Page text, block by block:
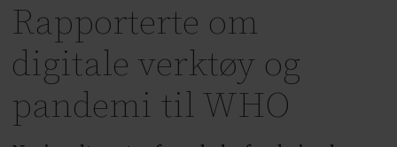
Rapporterte om
digitale verktøy og
pandemi til WHO